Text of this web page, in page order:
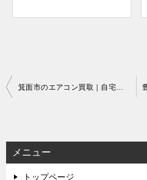
投
ビ
ゲ
箕面市のエアコン買取｜自宅出張でラクラク即現金
メニュー
トップページ